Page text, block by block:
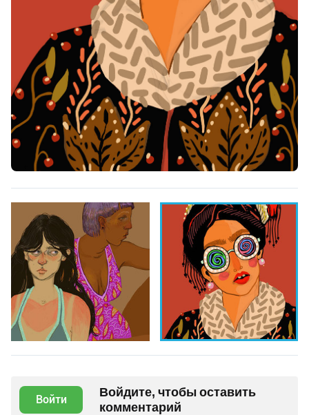
Войти
Войдите, чтобы оставить
комментарий